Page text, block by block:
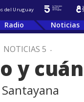
del Uruguay
Radio Noticias
NOTICIAS 5 .
y